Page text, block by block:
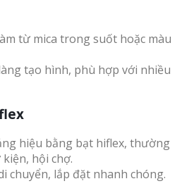
từ mica trong suốt hoặc màu
tạo hình, phù hợp với nhiều
hiệu bằng bạt hiflex, thường
hội chợ.
chuyển, lắp đặt nhanh chóng.